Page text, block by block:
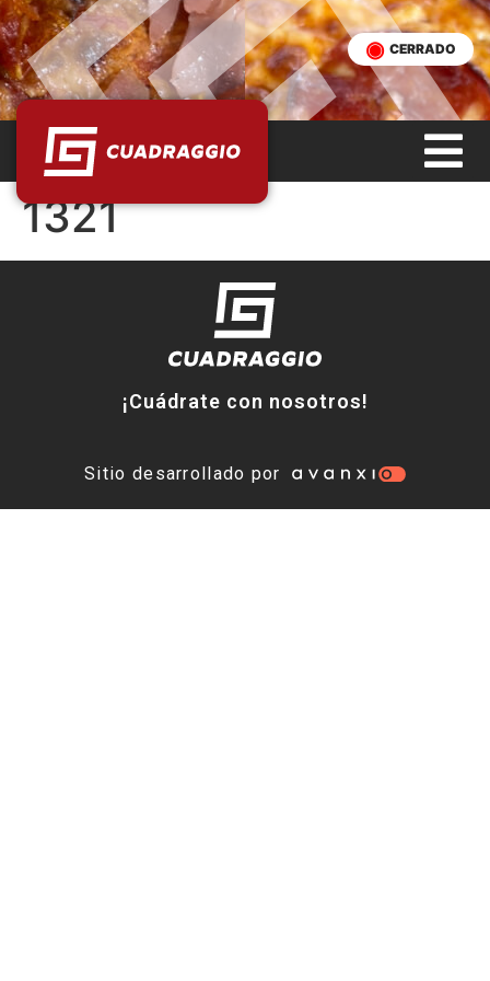
CERRADO
1321
¡Cuádrate con nosotros!
Sitio desarrollado por